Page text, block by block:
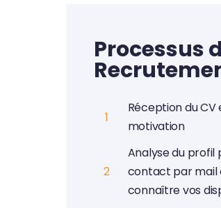
Processus
1
Réception du
motivation
2
Analyse du profil
contact par mail
connaître vos